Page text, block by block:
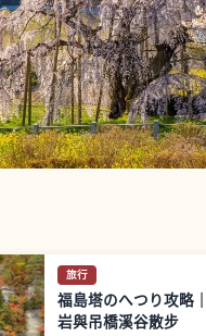
旅行
福島塔のへつり攻略
岩與吊橋溪谷散步